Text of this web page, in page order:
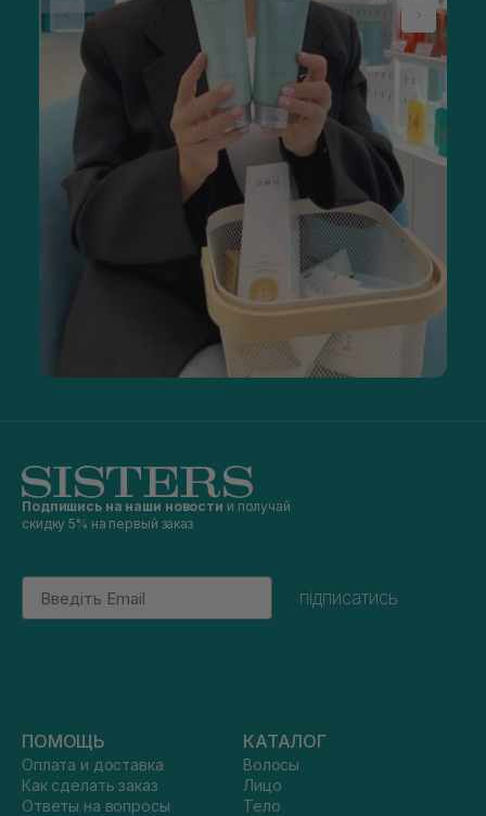
Подпишись на наши новости и получай
скидку 5% на первый заказ
Email
підписатись
ПОМОЩЬ
Оплата и доставка
Как сделать заказ
Ответы на вопросы
КАТАЛОГ
Волосы
Лицо
Тело